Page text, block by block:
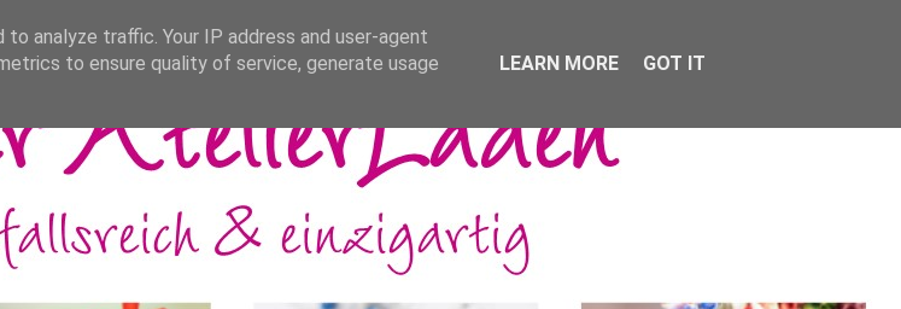
analyze traffic. Your IP address and user-agent
to ensure quality of service, generate usage
LEARN MORE GOT IT